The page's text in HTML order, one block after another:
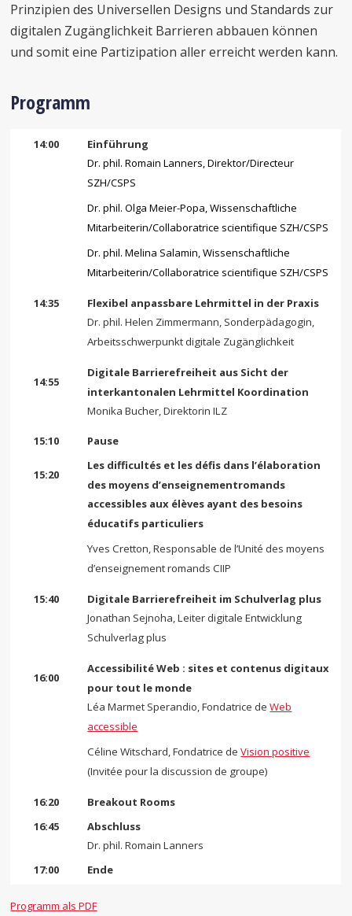
Prinzipien des Universellen Designs und Standards zur
digitalen Zugänglichkeit Barrieren abbauen können
und somit eine Partizipation aller erreicht werden kann.
Programm
14:00
Einführung
Dr. phil. Romain Lanners, Direktor/Directeur
SZH/CSPS
Dr. phil. Olga Meier-Popa, Wissenschaftliche
Mitarbeiterin/Collaboratrice scientifique SZH/CSPS
Dr. phil. Melina Salamin, Wissenschaftliche
Mitarbeiterin/Collaboratrice scientifique SZH/CSPS
14:35
Flexibel anpassbare Lehrmittel in der Praxis
Dr. phil. Helen Zimmermann, Sonderpädagogin,
Arbeitsschwerpunkt digitale Zugänglichkeit
14:55
Digitale Barrierefreiheit aus Sicht der
interkantonalen Lehrmittel Koordination
Monika Bucher, Direktorin ILZ
15:10 Pause
15:20
Les difficultés et les défis dans l’élaboration
des moyens d’enseignementromands
accessibles aux élèves ayant des besoins
éducatifs particuliers
Yves Cretton, Responsable de l’Unité des moyens
d’enseignement romands CIIP
15:40
Digitale Barrierefreiheit im Schulverlag plus
Jonathan Sejnoha, Leiter digitale Entwicklung
Schulverlag plus
16:00
Accessibilité Web : sites et contenus digitaux
pour tout le monde
Léa Marmet Sperandio, Fondatrice deWeb
accessible
Céline Witschard, Fondatrice deVision positive
(Invitée pour la discussion de groupe)
16:20
Breakout Rooms
16:45
Abschluss
Dr. phil. Romain Lanners
17:00
Ende
Programm als PDF